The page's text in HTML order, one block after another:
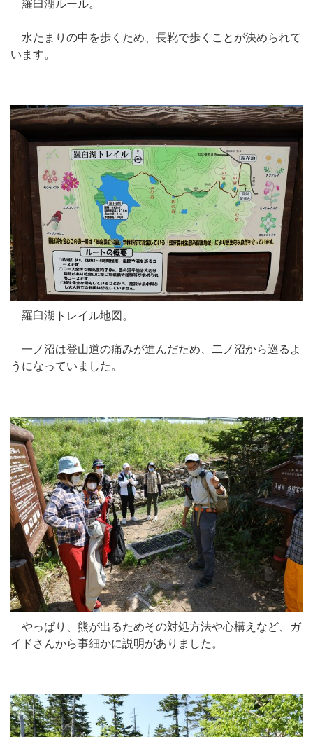
羅臼湖ルール。
水たまりの中を歩くため、長靴で歩くことが決められて
います。
羅臼湖トレイル地図。
一ノ沼は登山道の痛みが進んだため、二ノ沼から巡るよ
うになっていました。
やっぱり、熊が出るためその対処方法や心構えなど、ガ
イドさんから事細かに説明がありました。